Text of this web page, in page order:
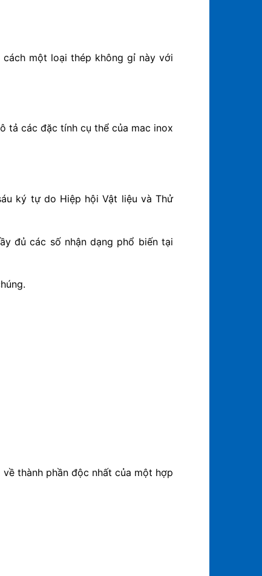
một loại thép không gỉ này với
tả các đặc tính cụ thể của mac inox
ký tự do Hiệp hội Vật liệu và Thử
đủ các số nhận dạng phổ biến tại
thành phần độc nhất của một hợp